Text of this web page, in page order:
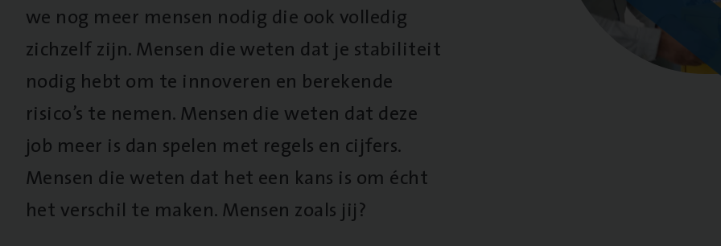
we nog meer mensen nodig die ook volledig
zichzelf zijn. Mensen die weten dat je stabiliteit
nodig hebt om te innoveren en berekende
risico’s te nemen. Mensen die weten dat deze
job meer is dan spelen met regels en cijfers.
Mensen die weten dat het een kans is om écht
het verschil te maken. Mensen zoals jij?